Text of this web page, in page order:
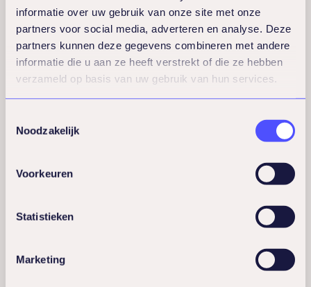
informatie over uw gebruik van onze site met onze
partners voor social media, adverteren en analyse. Deze
partners kunnen deze gegevens combineren met andere
informatie die u aan ze heeft verstrekt of die ze hebben
verzameld op basis van uw gebruik van hun services.
Noodzakelijk
Voorkeuren
Statistieken
Marketing
Welke
flexibiliteitsregelingen
dragen bij aan de
vitaliteit van
medewerkers?
Thuiswerken, flexibele werktijden en
flexibiliteitsregelingen voor het
bevorderen van vitaliteit. Deze regelingen